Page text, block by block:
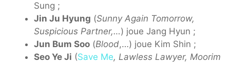
Sung ;
Jin Ju Hyung (Sunny Again Tomorrow,
Suspicious Partner,…) joue Jang Hyun ;
Jun Bum Soo (Blood,…) joue Kim Shin ;
Seo Ye Ji (Save Me, Lawless Lawyer, Moorim